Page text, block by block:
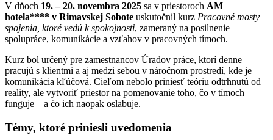
V dňoch 19. – 20. novembra 2025 sa v priestoroch AM
hotela**** v Rimavskej Sobote uskutočnil kurz Pracovné mosty –
spojenia, ktoré vedú k spokojnosti, zameraný na posilnenie
spolupráce, komunikácie a vzťahov v pracovných tímoch.
Kurz bol určený pre zamestnancov Úradov práce, ktorí denne
pracujú s klientmi a aj medzi sebou v náročnom prostredí, kde je
komunikácia kľúčová. Cieľom nebolo priniesť teóriu odtrhnutú od
reality, ale vytvoriť priestor na pomenovanie toho, čo v tímoch
funguje – a čo ich naopak oslabuje.
Témy, ktoré priniesli uvedomenia